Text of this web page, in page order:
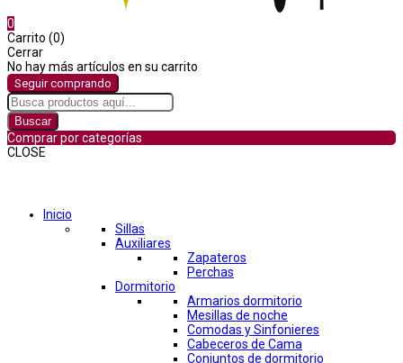
0
Carrito (0)
Cerrar
No hay más artículos en su carrito
Seguir comprando
Buscar
Comprar por categorías
CLOSE
Inicio
Sillas
Auxiliares
Zapateros
Perchas
Dormitorio
Armarios dormitorio
Mesillas de noche
Comodas y Sinfonieres
Cabeceros de Cama
Conjuntos de dormitorio